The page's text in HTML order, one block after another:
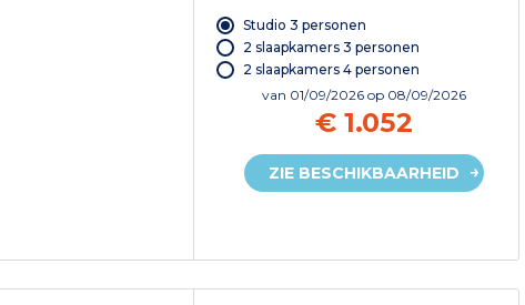
Studio 3 personen
2 slaapkamers 3 personen
2 slaapkamers 4 personen
van 01/09/2026 op 08/09/2026
€ 1.052
ZIE BESCHIKBAARHEID